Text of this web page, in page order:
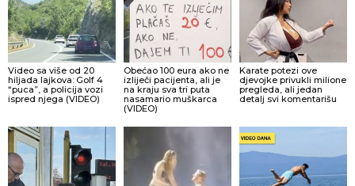
Video sa više od 20
hiljada lajkova: Golf 4
“puca”, a policija vozi
ispred njega (VIDEO)
Obećao 100 eura ako ne
izliječi pacijenta, ali je
na kraju sva tri puta
nasamario muškarca
(VIDEO)
Karate potezi ove
djevojke privukli milione
pregleda, ali jedan
detalj svi komentarišu